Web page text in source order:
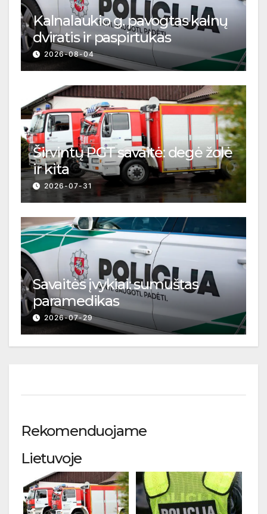
Kalnalaukio g. pavogtas kalnų
dviratis ir paspirtukas
2026-08-04
Širvintų PGT savaitė: degė žolė
ir kita
2026-07-31
Savaitės įvykiai: sumuštas
paramedikas
2026-07-29
Rekomenduojame
Lietuvoje